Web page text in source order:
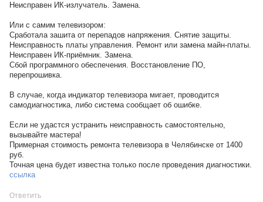
Неисправен ИК-излучатель. Замена.
Или с самим телевизором:
Сработала зашита от перепадов напряжения. Снятие защиты.
Неисправность платы управления. Ремонт или замена майн-платы.
Неисправен ИК-приёмник. Замена.
Сбой программного обеспечения. Восстановление ПО,
перепрошивка.
В случае, когда индикатор телевизора мигает, проводится
самодиагностика, либо система сообщает об ошибке.
Если не удастся устранить неисправность самостоятельно,
вызывайте мастера!
Примерная стоимость ремонта телевизора в Челябинске от 1400
руб.
Точная цена будет известна только после проведения диагностики.
ссылка
Ответить